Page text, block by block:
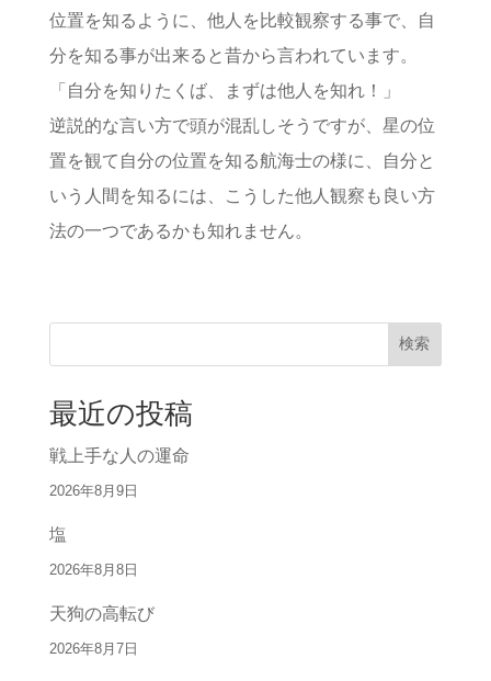
位置を知るように、他人を比較観察する事で、自
分を知る事が出来ると昔から言われています。
「自分を知りたくば、まずは他人を知れ！」
逆説的な言い方で頭が混乱しそうですが、星の位
置を観て自分の位置を知る航海士の様に、自分と
いう人間を知るには、こうした他人観察も良い方
法の一つであるかも知れません。
検索
最近の投稿
戦上手な人の運命
2026年8月9日
塩
2026年8月8日
天狗の高転び
2026年8月7日